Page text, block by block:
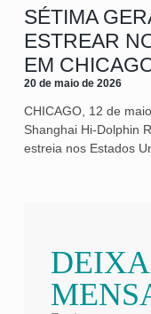
SÉTIMA
ESTREAR
EM
20 de maio de 2026
CHICAGO, 12 de
Shanghai Hi-Dolphin
estreia nos Estados